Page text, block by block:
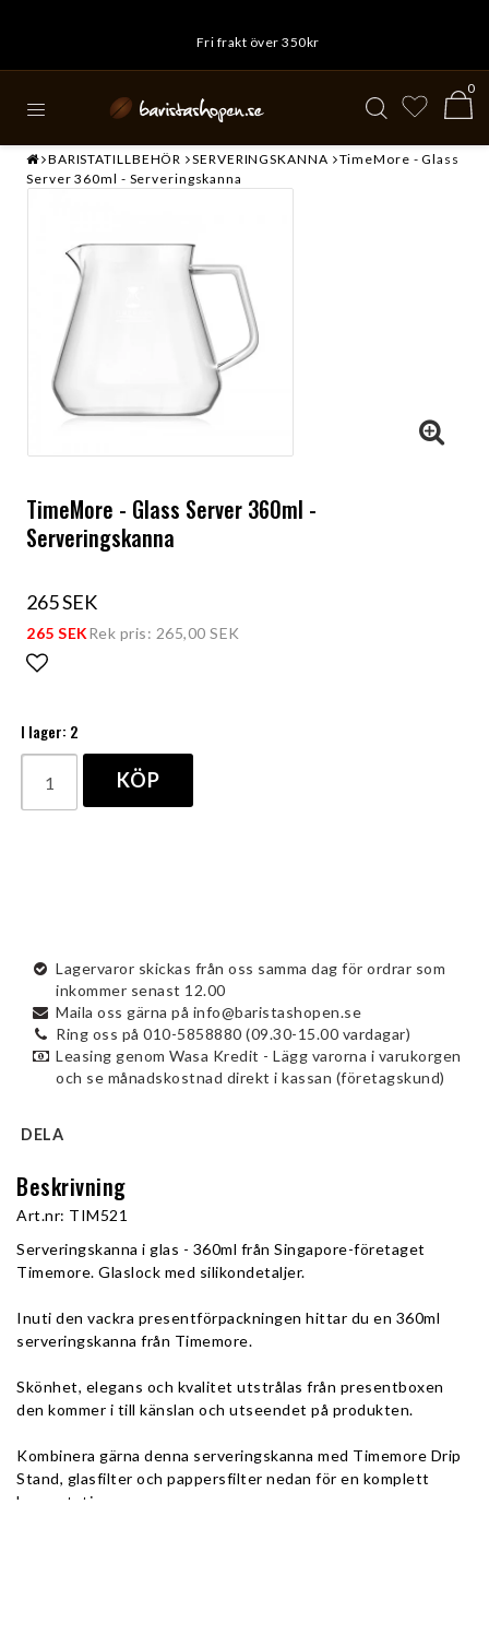
Fri frakt över 350kr
0
BARISTATILLBEHÖR SERVERINGSKANNA
TimeMore - Glass
Server 360ml - Serveringskanna
TimeMore - Glass Server 360ml -
Serveringskanna
265 SEK
265 SEKRek pris: 265,00 SEK
I lager: 2
KÖP
Lagervaror skickas från oss samma dag för ordrar som
inkommer senast 12.00
Maila oss gärna på info@baristashopen.se
Ring oss på 010-5858880 (09.30-15.00 vardagar)
Leasing genom Wasa Kredit - Lägg varorna i varukorgen
och se månadskostnad direkt i kassan (företagskund)
DELA
Beskrivning
Art.nr: TIM521
Serveringskanna i glas - 360ml från Singapore-företaget
Timemore. Glaslock med silikondetaljer.
Inuti den vackra presentförpackningen hittar du en 360ml
serveringskanna från Timemore.
Skönhet, elegans och kvalitet utstrålas från presentboxen
den kommer i till känslan och utseendet på produkten.
Kombinera gärna denna serveringskanna med Timemore Drip
Stand, glasfilter och pappersfilter nedan för en komplett
bryggstation.